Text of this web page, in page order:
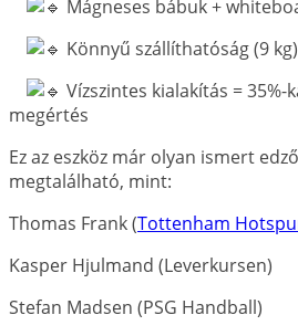
Mágneses bábuk +
Könnyű szállíthatóság (9 kg)
Vízszintes kialakítás =
megértés
Ez az eszköz már olyan ismert
megtalálható, mint:
Thomas Frank (Tottenham
Kasper Hjulmand (Leverkursen)
Stefan Madsen (PSG Handball)